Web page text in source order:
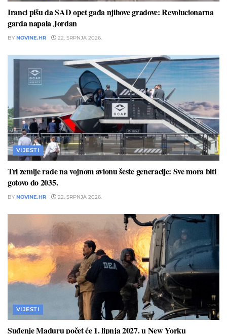
Iranci pišu da SAD opet gađa njihove gradove: Revolucionarna
garda napala Jordan
BY NOVINE.HR 22. SRPNJA 2026.
VIJESTI
Tri zemlje rade na vojnom avionu šeste generacije: Sve mora biti
gotovo do 2035.
BY NOVINE.HR 22. SRPNJA 2026.
VIJESTI
Suđenje Maduru počet će 1. lipnja 2027. u New Yorku